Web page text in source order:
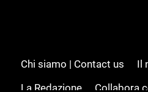
Chi siamo | Contact us
Il
La Redazione
Collabora